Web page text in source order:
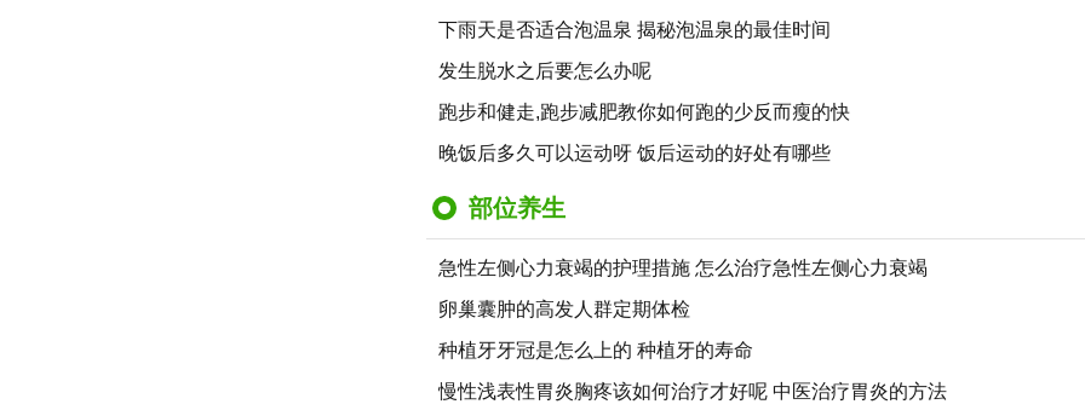
下雨天是否适合泡温泉 揭秘泡温泉的最佳时间
发生脱水之后要怎么办呢
跑步和健走,跑步减肥教你如何跑的少反而瘦的快
晚饭后多久可以运动呀 饭后运动的好处有哪些
部位养生
急性左侧心力衰竭的护理措施 怎么治疗急性左侧心力衰竭
卵巢囊肿的高发人群定期体检
种植牙牙冠是怎么上的 种植牙的寿命
慢性浅表性胃炎胸疼该如何治疗才好呢 中医治疗胃炎的方法